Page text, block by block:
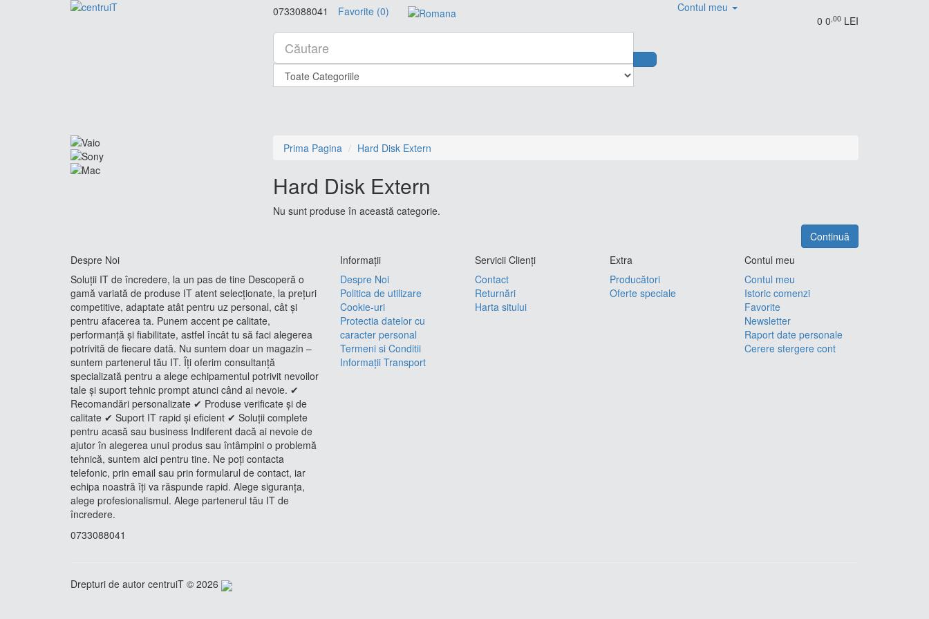
0733088041 Favorite (0)
Contul meu
0 0 ,00 LEI
Prima Pagina Hard Disk Extern
Hard Disk Extern
Nu sunt produse în această categorie.
Continuă
Despre Noi
Soluții IT de încredere, la un pas de tine Descoperă o
gamă variată de produse IT atent selecționate, la prețuri
competitive, adaptate atât pentru uz personal, cât și
pentru afacerea ta. Punem accent pe calitate,
performanță și fiabilitate, astfel încât tu să faci alegerea
potrivită de fiecare dată. Nu suntem doar un magazin –
suntem partenerul tău IT. Îți oferim consultanță
specializată pentru a alege echipamentul potrivit nevoilor
tale și suport tehnic prompt atunci când ai nevoie. ✔
Recomandări personalizate ✔ Produse verificate și de
calitate ✔ Suport IT rapid și eficient ✔ Soluții complete
pentru acasă sau business Indiferent dacă ai nevoie de
ajutor în alegerea unui produs sau întâmpini o problemă
tehnică, suntem aici pentru tine. Ne poți contacta
telefonic, prin email sau prin formularul de contact, iar
echipa noastră îți va răspunde rapid. Alege siguranța,
alege profesionalismul. Alege partenerul tău IT de
încredere.
0733088041
Informaţii
Despre Noi
Politica de utilizare
Cookie-uri
Protectia datelor cu
caracter personal
Termeni si Conditii
Informații Transport
Servicii Clienţi
Contact
Returnări
Harta sitului
Extra
Producători
Oferte speciale
Contul meu
Contul meu
Istoric comenzi
Favorite
Newsletter
Raport date personale
Cerere stergere cont
Drepturi de autor centruiT © 2026